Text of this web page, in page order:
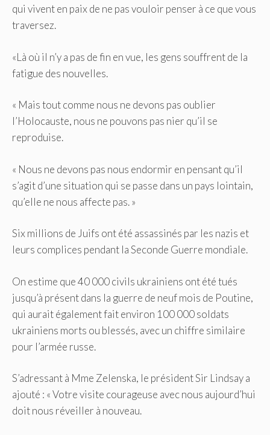
qui vivent en paix de ne pas vouloir penser à ce que vous
traversez.
«Là où il n’y a pas de fin en vue, les gens souffrent de la
fatigue des nouvelles.
« Mais tout comme nous ne devons pas oublier
l’Holocauste, nous ne pouvons pas nier qu’il se
reproduise.
« Nous ne devons pas nous endormir en pensant qu’il
s’agit d’une situation qui se passe dans un pays lointain,
qu’elle ne nous affecte pas. »
Six millions de Juifs ont été assassinés par les nazis et
leurs complices pendant la Seconde Guerre mondiale.
On estime que 40 000 civils ukrainiens ont été tués
jusqu’à présent dans la guerre de neuf mois de Poutine,
qui aurait également fait environ 100 000 soldats
ukrainiens morts ou blessés, avec un chiffre similaire
pour l’armée russe.
S’adressant à Mme Zelenska, le président Sir Lindsay a
ajouté : « Votre visite courageuse avec nous aujourd’hui
doit nous réveiller à nouveau.